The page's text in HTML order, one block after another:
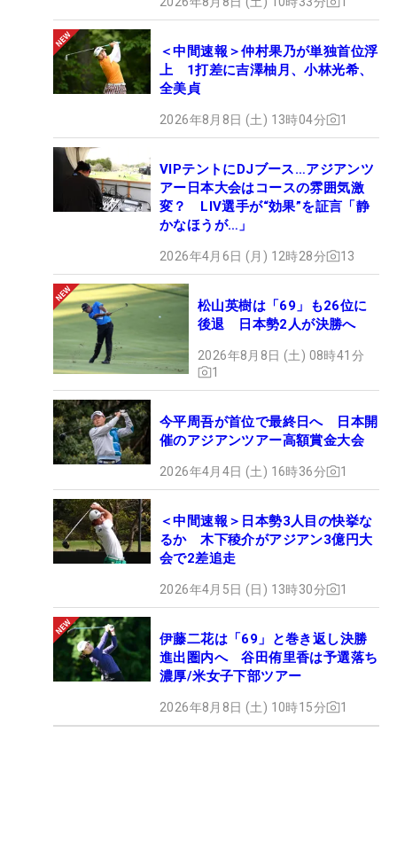
＜中間速報＞仲村果乃が単独首位浮
上 1打差に吉澤柚月、小林光希、
全美貞
2026年8月8日 (土) 13時04分 1
VIPテントにDJブース…アジアンツ
アー日本大会はコースの雰囲気激
変？ LIV選手が“効果”を証言「静
かなほうが…」
2026年4月6日 (月) 12時28分 13
松山英樹は「69」も26位に
後退 日本勢2人が決勝へ
2026年8月8日 (土) 08時41分
1
今平周吾が首位で最終日へ 日本開
催のアジアンツアー高額賞金大会
2026年4月4日 (土) 16時36分 1
＜中間速報＞日本勢3人目の快挙な
るか 木下稜介がアジアン3億円大
会で2差追走
2026年4月5日 (日) 13時30分 1
伊藤二花は「69」と巻き返し決勝
進出圏内へ 谷田侑里香は予選落ち
濃厚/米女子下部ツアー
2026年8月8日 (土) 10時15分 1